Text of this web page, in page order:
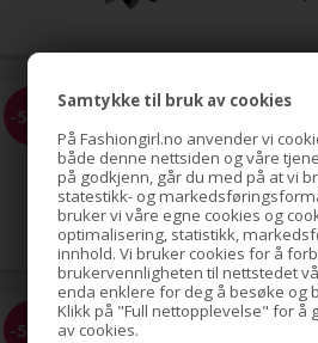
Samtykke til bruk av cookies
På Fashiongirl.no anvender vi
både denne nettsiden og våre
på godkjenn, går du med på at vi
statestikk- og
bruker vi våre egne cookies og
optimalisering, statistikk,
innhold. Vi bruker cookies for å
brukervennligheten til nettstedet
enda enklere for deg å besøke og
Klikk på "Full nettopplevelse" for å
av cookies.
-58% EZ
svart
-58% EZ